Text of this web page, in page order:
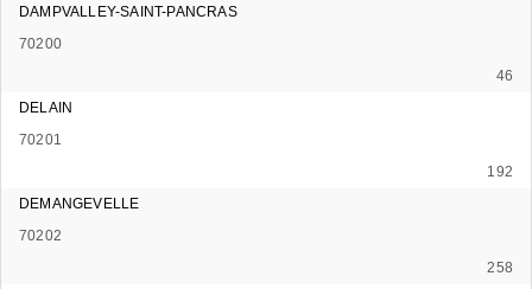
DAMPVALLEY-SAINT-PANCRAS
70200
46
DELAIN
70201
192
DEMANGEVELLE
70202
258